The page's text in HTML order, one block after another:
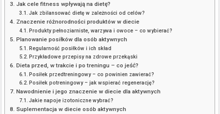
Jak cele fitness wpływają na dietę?
Jak zbilansować dietę w zależności od celów?
Znaczenie różnorodności produktów w diecie
Produkty pełnoziarniste, warzywa i owoce – co wybierać?
Planowanie posiłków dla osób aktywnych
Regularność posiłków i ich skład
Przykładowe przepisy na zdrowe przekąski
Dieta przed, w trakcie i po treningu – co jeść?
Posiłek przedtreningowy – co powinien zawierać?
Posiłek potreningowy – jak wspierać regenerację?
Nawodnienie i jego znaczenie w diecie dla aktywnych
Jakie napoje izotoniczne wybrać?
Suplementacja w diecie osób aktywnych